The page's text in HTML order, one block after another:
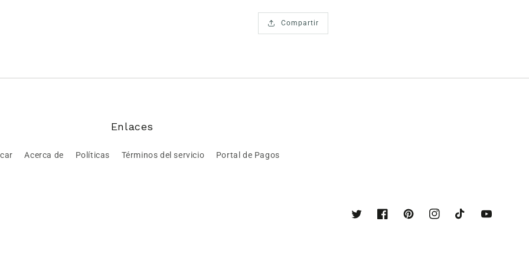
Compartir
Enlaces
Acerca de Políticas Términos del servicio Portal de Pagos
TwitterFacebookPinterestInstagramTikTok YouTube